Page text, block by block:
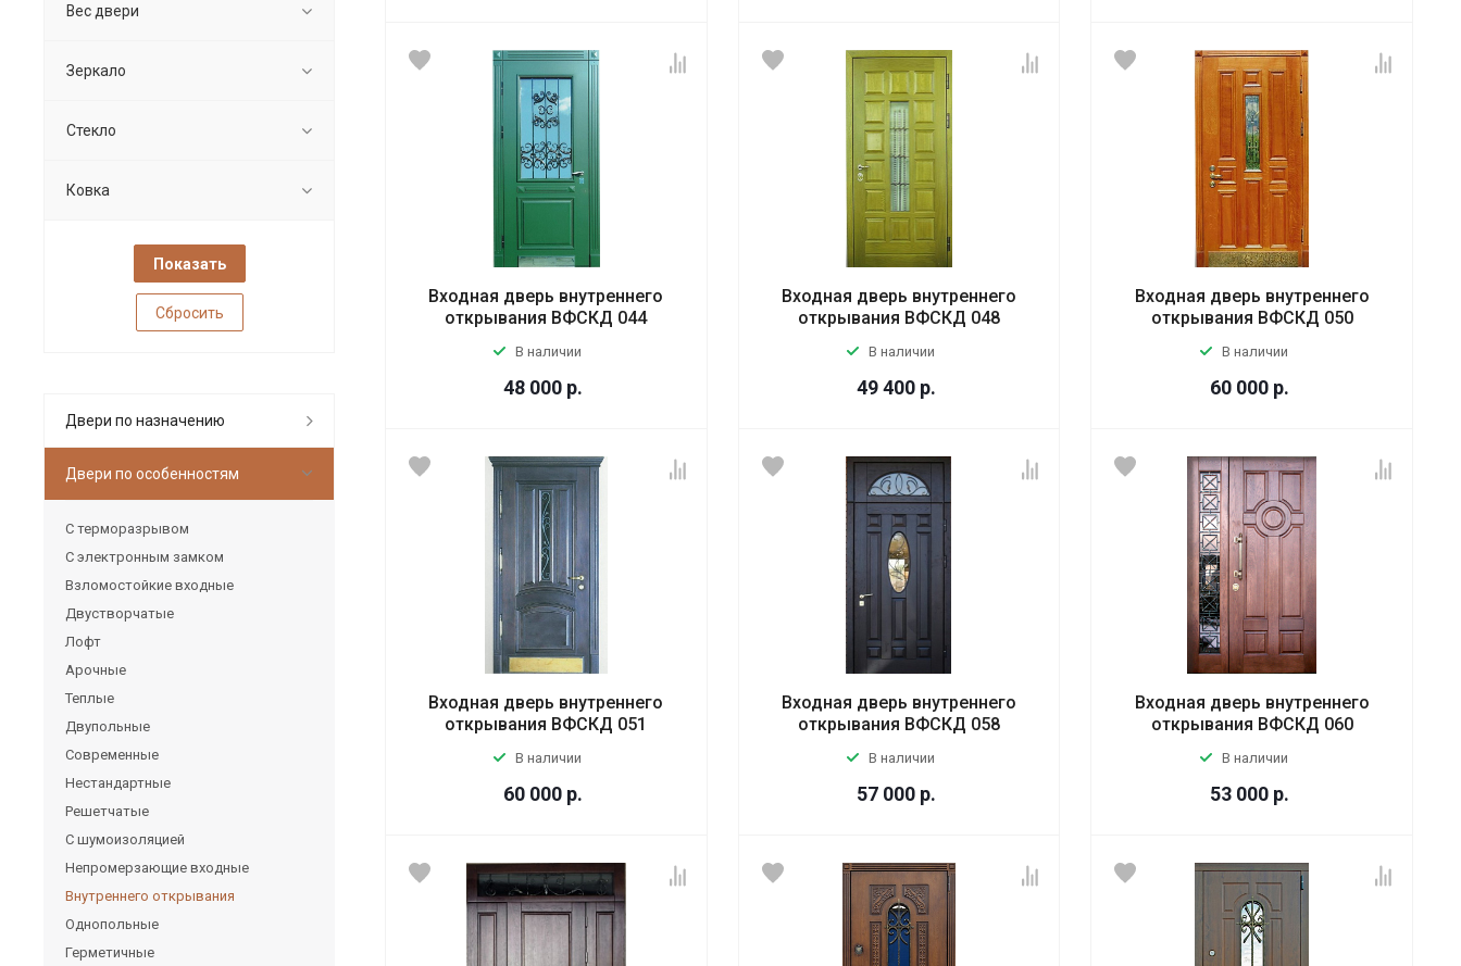
Входная дверь внутреннего
открывания ВФСКД 044
В наличии
48 000 р.
Входная дверь внутреннего
открывания ВФСКД 048
В наличии
49 400 р.
Входная дверь внутреннего
открывания ВФСКД 050
В наличии
60 000 р.
Входная дверь внутреннего
открывания ВФСКД 051
В наличии
60 000 р.
Входная дверь внутреннего
открывания ВФСКД 058
В наличии
57 000 р.
Входная дверь внутреннего
открывания ВФСКД 060
В наличии
53 000 р.
Вес двери
Зеркало
Стекло
Ковка
Сбросить
Двери по назначению
Двери по особенностям
С терморазрывом
С электронным замком
Взломостойкие входные
Двустворчатые
Лофт
Арочные
Теплые
Двупольные
Современные
Нестандартные
Решетчатые
С шумоизоляцией
Непромерзающие входные
Внутреннего открывания
Однопольные
Герметичные